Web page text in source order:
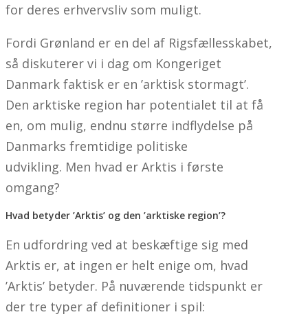
for deres erhvervsliv som muligt.
Fordi Grønland er en del af Rigsfællesskabet,
så diskuterer vi i dag om Kongeriget
Danmark faktisk er en ’arktisk stormagt’.
Den arktiske region har potentialet til at få
en, om mulig, endnu større indflydelse på
Danmarks fremtidige politiske
udvikling. Men hvad er Arktis i første
omgang?
Hvad betyder ’Arktis’ og den ’arktiske region’?
En udfordring ved at beskæftige sig med
Arktis er, at ingen er helt enige om, hvad
’Arktis’ betyder. På nuværende tidspunkt er
der tre typer af definitioner i spil: